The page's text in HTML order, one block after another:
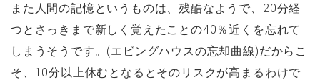
また人間の記憶というものは、残酷なようで、20分経
つとさっきまで新しく覚えたことの40％近くを忘れて
しまうそうです。(エビングハウスの忘却曲線)だからこ
そ、10分以上休むとなるとそのリスクが高まるわけで